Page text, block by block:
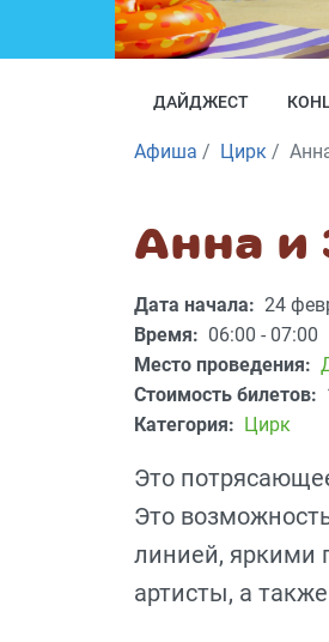
ДАЙДЖЕСТ
Афиша Цирк
Анна и
Дата начала: 24
Время: 06:00 - 07:00
Место проведения:
Стоимость билетов:
Категория: Цирк
Это
Это
линией, яркими
артисты, а